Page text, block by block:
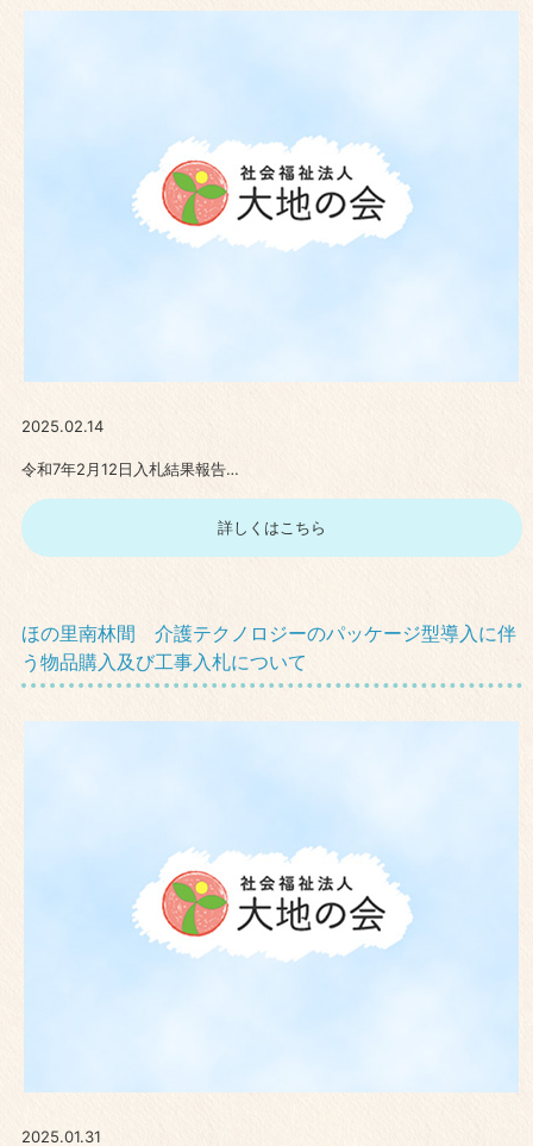
2025.02.14
令和7年2月12日入札結果報告…
詳しくはこちら
ほの里南林間 介護テクノロジーのパッケージ型導入に伴
う物品購入及び工事入札について
2025.01.31